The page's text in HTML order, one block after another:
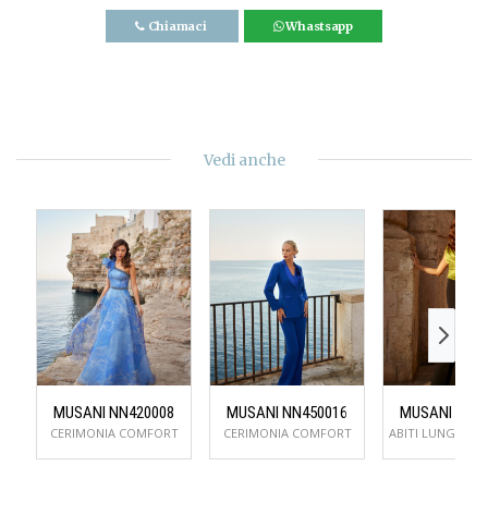
Chiamaci Whastsapp
Vedi anche
MUSANI NN420008
CERIMONIA COMFORT
MUSANI NN450016
CERIMONIA COMFORT
MUSANI